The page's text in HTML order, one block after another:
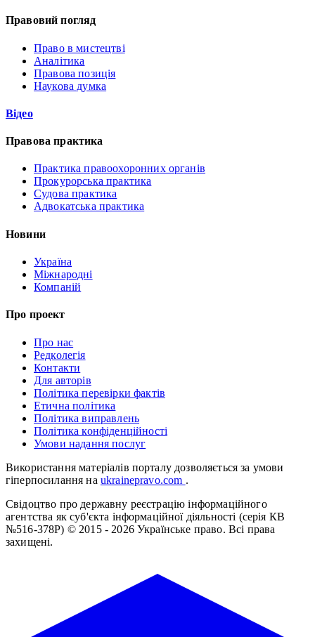
Правовий погляд
Право в мистецтві
Аналітика
Правова позиція
Наукова думка
Відео
Правова практика
Практика правоохоронних органів
Прокурорська практика
Судова практика
Адвокатська практика
Новини
Україна
Міжнародні
Компаній
Про проект
Про нас
Редколегія
Контакти
Для авторів
Політика перевірки фактів
Етична політика
Політика виправлень
Політика конфіденційності
Умови надання послуг
Використання матеріалів порталу дозволяється за умови
гіперпосилання на ukrainepravo.com .
Свідоцтво про державну реєстрацію інформаційного
агентства як суб'єкта інформаційної діяльності (серія КВ
№516-378Р) © 2015 - 2026 Українське право. Всі права
захищені.